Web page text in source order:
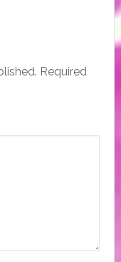
Required